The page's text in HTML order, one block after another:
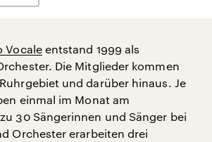
Vocaleentstand 1999 als
Die Mitglieder kommen
und darüber hinaus. Je
einmal im Monat am
30 Sängerinnen und Sänger bei
Orchester erarbeiten drei